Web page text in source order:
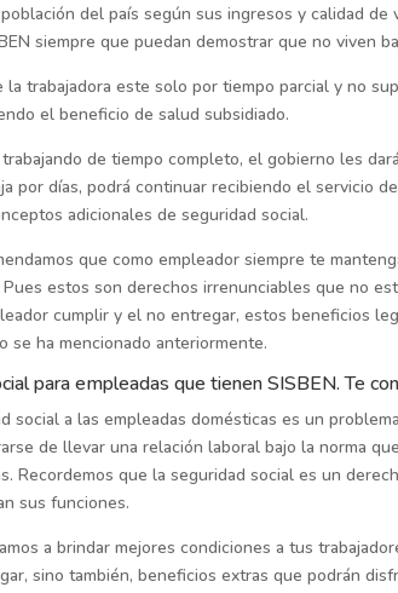
del país según sus ingresos y calidad de
siempre que puedan demostrar que no viven
trabajadora este solo por tiempo parcial y no
el beneficio de salud subsidiado.
de tiempo completo, el gobierno les
por días, podrá continuar recibiendo el servicio
adicionales de seguridad social.
que como empleador siempre te
estos son derechos irrenunciables que no
cumplir y el no entregar, estos beneficios
se ha mencionado anteriormente.
para empleadas que tienen SISBEN. Te
social a las empleadas domésticas es un
de llevar una relación laboral bajo la norma
Recordemos que la seguridad social es un
sus funciones.
a brindar mejores condiciones a tus
sino también, beneficios extras que podrán